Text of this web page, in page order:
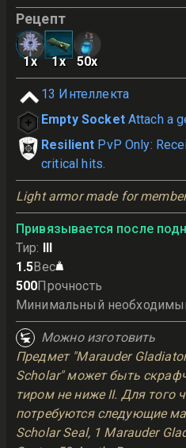
Рецепт
1x 1x 50x
13 Интеллекта
Empty Socket Attach a
Resilient PvP Only:
critical hits.
Light armor made for
Привязывается после
Тир: III
1.5Вес
500Прочность
Минимальный
Можно изготовить
Предмет "Marauder
Scholar" может быть
тиром не ниже II. Для того
потребуются следующие
Scholar Seal, 1 Marauder